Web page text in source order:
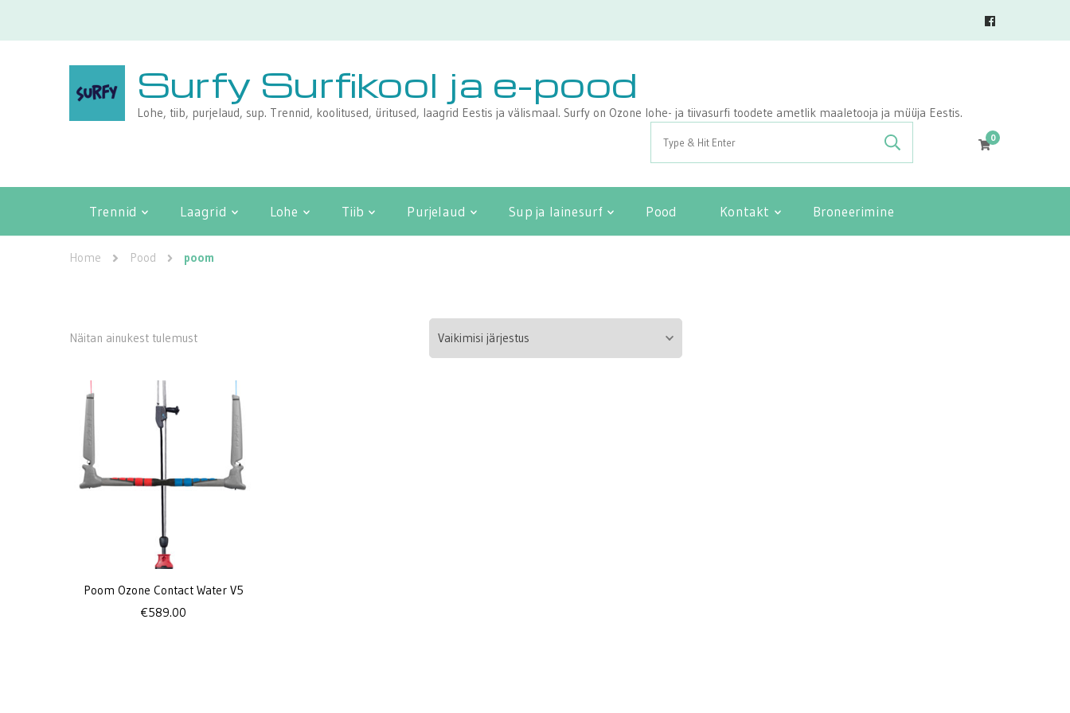
Surfy Surfikool ja e-pood
Lohe, tiib, purjelaud, sup. Trennid, koolitused, üritused, laagrid Eestis ja välismaal. Surfy on Ozone lohe- ja tiivasurfi toodete ametlik maaletooja ja müüja Eestis.
for:
0
Trennid Laagrid Lohe Tiib Purjelaud Sup ja lainesurf Pood Kontakt Broneerimine
Home Pood poom
Näitan ainukest tulemust
Poom Ozone Contact Water V5
€589.00